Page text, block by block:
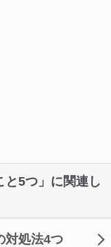
と5つ」に関連し
対処法4つ